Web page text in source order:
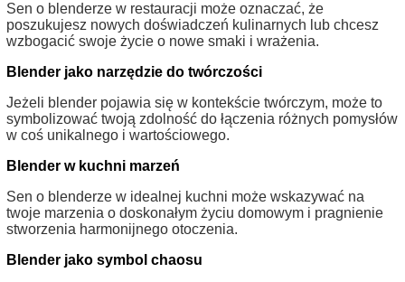
Sen o blenderze w restauracji może oznaczać, że
poszukujesz nowych doświadczeń kulinarnych lub chcesz
wzbogacić swoje życie o nowe smaki i wrażenia.
Blender jako narzędzie do twórczości
Jeżeli blender pojawia się w kontekście twórczym, może to
symbolizować twoją zdolność do łączenia różnych pomysłów
w coś unikalnego i wartościowego.
Blender w kuchni marzeń
Sen o blenderze w idealnej kuchni może wskazywać na
twoje marzenia o doskonałym życiu domowym i pragnienie
stworzenia harmonijnego otoczenia.
Blender jako symbol chaosu